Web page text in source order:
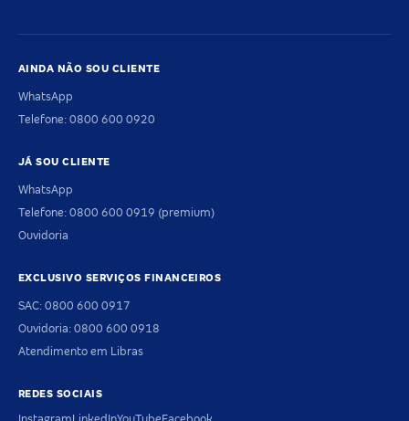
AINDA NÃO SOU CLIENTE
WhatsApp
Telefone: 0800 600 0920
JÁ SOU CLIENTE
WhatsApp
Telefone: 0800 600 0919 (premium)
Ouvidoria
EXCLUSIVO SERVIÇOS FINANCEIROS
SAC: 0800 600 0917
Ouvidoria: 0800 600 0918
Atendimento em Libras
REDES SOCIAIS